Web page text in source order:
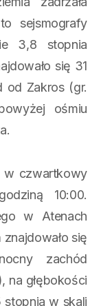
sejsmografy
3,8 stopnia
się 31
od Zakros (gr.
ośmiu
w czwartkowy
10:00.
w Atenach
się
zachód
na głębokości
stopnia w skali